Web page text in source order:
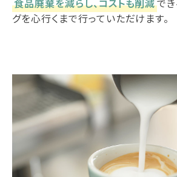
食品廃棄を減らし、コストも削減で
グを心行くまで行っていただけます。